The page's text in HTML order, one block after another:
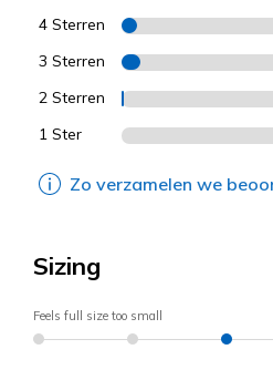
4 Sterren
3 Sterren
2 Sterren
1 Ster
Zo verzamelen we
Sizing
Feels full size too small